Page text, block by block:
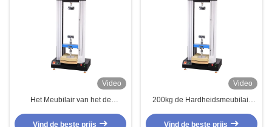
Video
Het Meubilair van het de
douanemateriaal Samengeperst
Vind de beste prijs
Video
200kg de Hardheidsmeubilair
Machines met Computercontrole
Vind de beste prijs